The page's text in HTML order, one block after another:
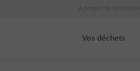
Vos déchets